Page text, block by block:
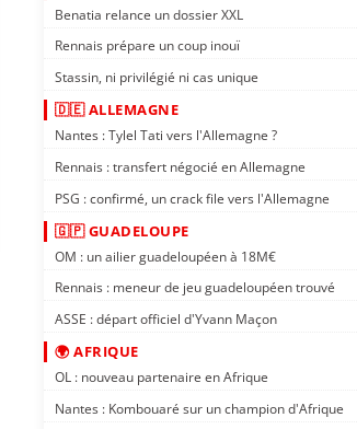
Benatia relance un dossier XXL
Rennais prépare un coup inouï
Stassin, ni privilégié ni cas unique
🇩🇪 ALLEMAGNE
Nantes : Tylel Tati vers l'Allemagne ?
Rennais : transfert négocié en Allemagne
PSG : confirmé, un crack file vers l'Allemagne
🇬🇵 GUADELOUPE
OM : un ailier guadeloupéen à 18M€
Rennais : meneur de jeu guadeloupéen trouvé
ASSE : départ officiel d'Yvann Maçon
🌍 AFRIQUE
OL : nouveau partenaire en Afrique
Nantes : Kombouaré sur un champion d'Afrique